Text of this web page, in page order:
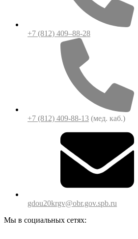
+7 (812) 409–88-28
+7 (812) 409-88-13 (мед. каб.)
gdou20krgv@obr.gov.spb.ru
Мы в социальных сетях: